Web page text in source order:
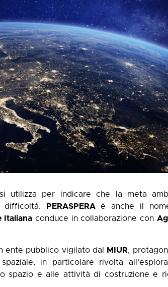
utilizza per indicare che la meta
difficoltà.
PERASPERAè anche il
Italiana conduce in collaborazione con
ente pubblico vigilato dal MIUR,
in particolare rivolta
spazio e alle attività di costruzione e